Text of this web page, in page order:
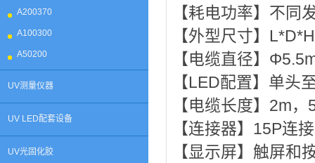
A200370
A100300
A50200
UV测量仪器
UV LED配套设备
UV光固化胶
【耗电功率】不同
【外型尺寸】
【电缆直径】
【LED配置】单头
【电缆长度】2m，
【连接器】15P连
【显示屏】触屏和